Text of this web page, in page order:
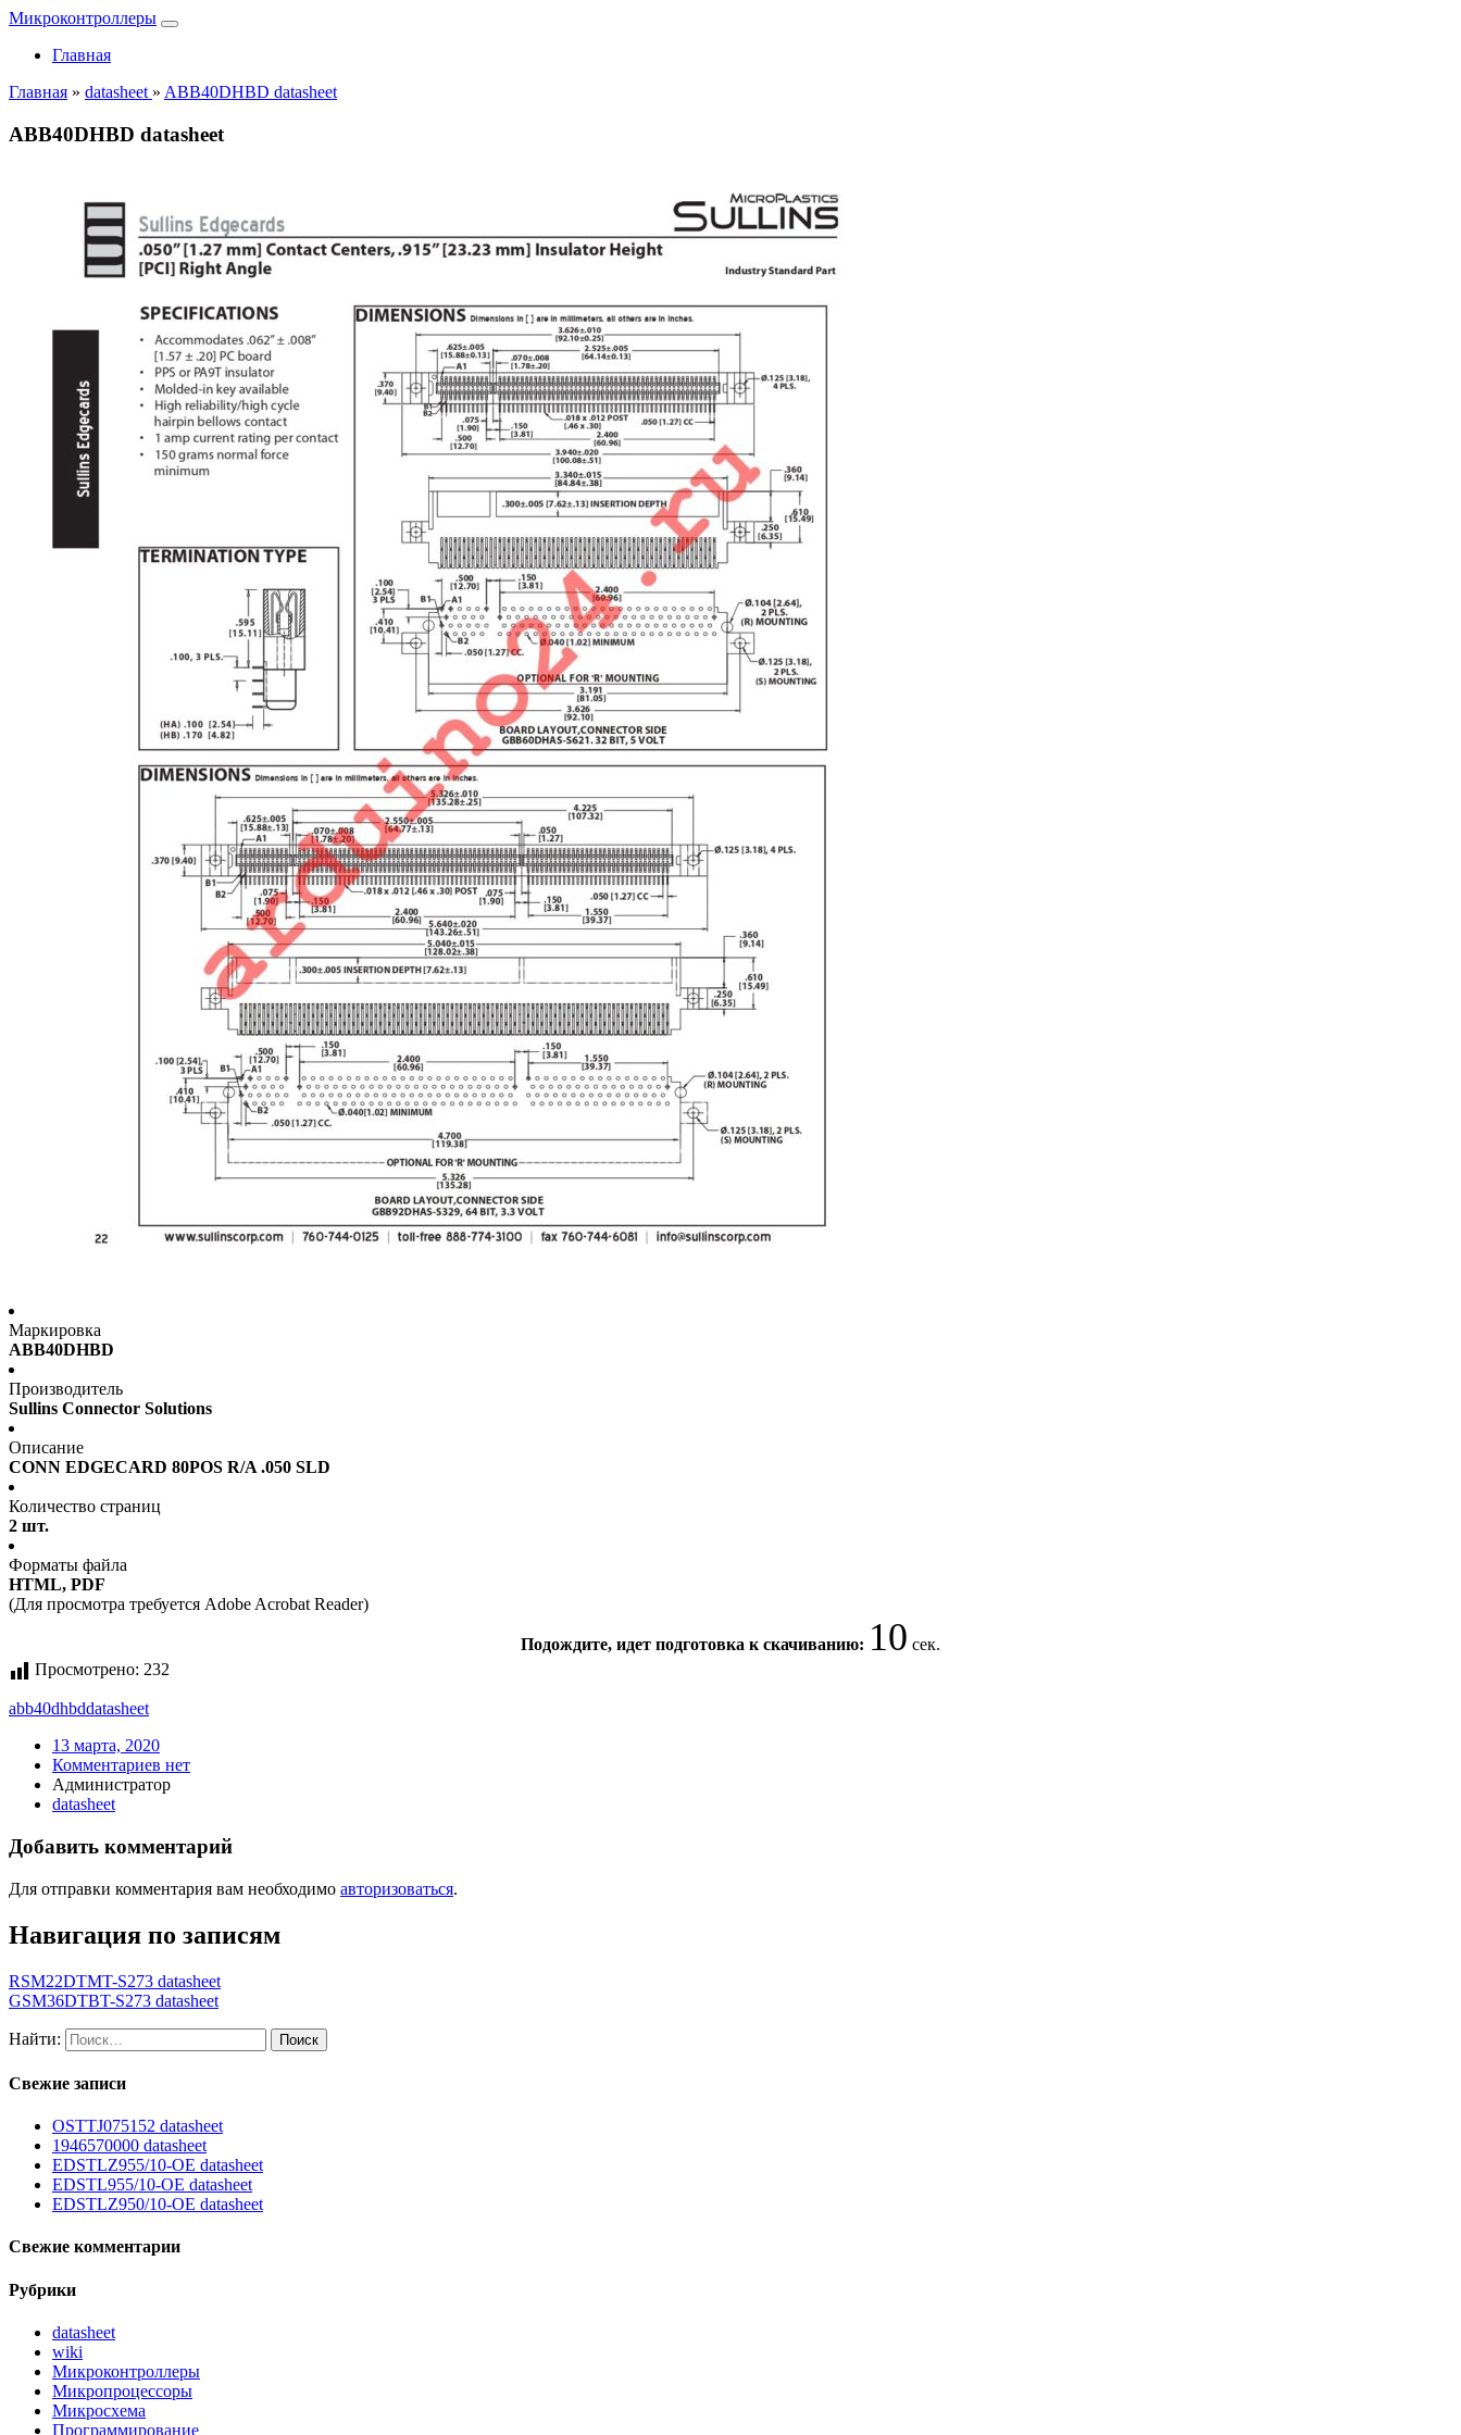
Микроконтроллеры
Главная
Главная » datasheet » ABB40DHBD datasheet
ABB40DHBD datasheet
Маркировка
ABB40DHBD
Производитель
Sullins Connector Solutions
Описание
CONN EDGECARD 80POS R/A .050 SLD
Количество страниц
2 шт.
Форматы файла
HTML, PDF
(Для просмотра требуется Adobe Acrobat Reader)
Подождите, идет подготовка к скачиванию: 10 сек.
Просмотрено: 232
abb40dhbddatasheet
13 марта, 2020
Комментариев нет
Администратор
datasheet
Добавить комментарий
Для отправки комментария вам необходимо авторизоваться.
Навигация по записям
RSM22DTMT-S273 datasheet
GSM36DTBT-S273 datasheet
Найти:
Свежие записи
OSTTJ075152 datasheet
1946570000 datasheet
EDSTLZ955/10-OE datasheet
EDSTL955/10-OE datasheet
EDSTLZ950/10-OE datasheet
Свежие комментарии
Рубрики
datasheet
wiki
Микроконтроллеры
Микропроцессоры
Микросхема
Программирование